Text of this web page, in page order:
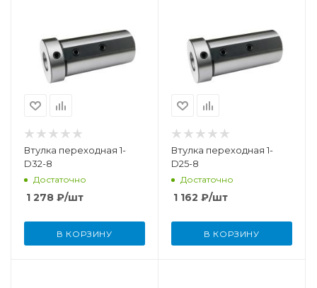
Втулка переходная 1-
D32-8
Достаточно
1 278 ₽/шт
В КОРЗИНУ
Втулка переходная 1-
D25-8
Достаточно
1 162 ₽/шт
В КОРЗИНУ